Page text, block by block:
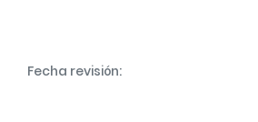
Fecha revisión: